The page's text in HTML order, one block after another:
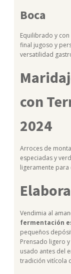
Boca
Equilibrado y
final jugoso y
versatilidad
con
2024
Arroces de
especiadas y
ligeramente
Vendimia al
fermentación
pequeños
Prensado ligero y
usado antes del
tradición vitícola